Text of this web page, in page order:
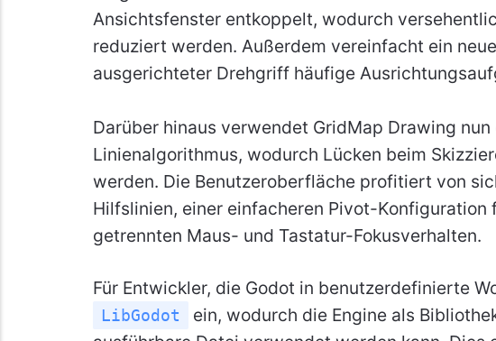
Ansichtsfenster entkoppelt, wodurch
reduziert werden. Außerdem vereinfacht ein
ausgerichteter Drehgriff häufige
Darüber hinaus verwendet GridMap Drawing nun
Linienalgorithmus, wodurch Lücken beim
werden. Die Benutzeroberfläche profitiert von
Hilfslinien, einer einfacheren Pivot-Konfiguration
getrennten Maus- und Tastatur-Fokusverhalten.
Für Entwickler, die Godot in benutzerdefinierte
LibGodot
ein, wodurch die Engine als